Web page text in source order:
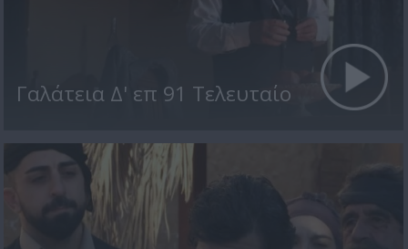
Γαλάτεια Δ' επ 91 Τελευταίο